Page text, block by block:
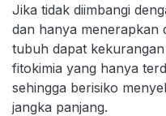
Jika tidak diimbangi
dan hanya menerapkan
tubuh dapat
fitokimia yang hanya
sehingga berisiko
jangka panjang.